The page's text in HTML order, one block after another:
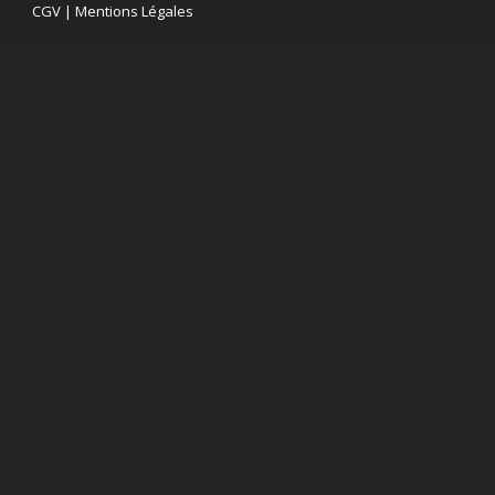
CGV | Mentions Légales